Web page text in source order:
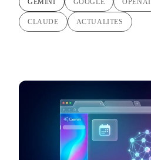
GEMINI GOOGLE OPENAI
CLAUDE ACTUALITES